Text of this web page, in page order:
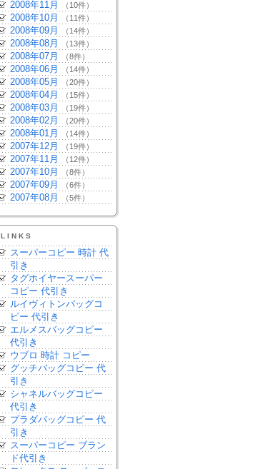
2008年11月 （10件）
2008年10月 （11件）
2008年09月 （14件）
2008年08月 （13件）
2008年07月 （8件）
2008年06月 （14件）
2008年05月 （20件）
2008年04月 （15件）
2008年03月 （19件）
2008年02月 （20件）
2008年01月 （14件）
2007年12月 （19件）
2007年11月 （12件）
2007年10月 （8件）
2007年09月 （6件）
2007年08月 （5件）
LINKS
スーパーコピー 時計 代
引き
タグホイヤースーパー
コピー 代引き
ルイヴィトンバッグコ
ピー 代引き
エルメスバッグコピー
代引き
ウブロ 時計 コピー
グッチバッグコピー 代
引き
シャネルバッグコピー
代引き
プラダバッグコピー 代
引き
スーパーコピー ブラン
ド代引き